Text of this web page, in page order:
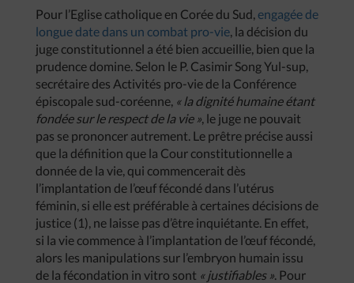
Pour l’Eglise catholique en Corée du Sud, engagée de
longue date dans un combat pro-vie, la décision du
juge constitutionnel a été bien accueillie, bien que la
prudence domine. Selon le P. Casimir Song Yul-sup,
secrétaire des Activités pro-vie de la Conférence
épiscopale sud-coréenne, « la dignité humaine étant
fondée sur le respect de la vie », le juge ne pouvait
pas se prononcer autrement. Le prêtre précise aussi
que la définition que la Cour constitutionnelle a
donnée de la vie, qui commencerait dès
l’implantation de l’œuf fécondé dans l’utérus
féminin, si elle est préférable à certaines décisions de
justice (1), ne laisse pas d’être inquiétante. En effet,
si la vie commence à l’implantation de l’œuf fécondé,
alors les manipulations sur l’embryon humain issu
de la fécondation in vitro sont « justifiables ». Pour